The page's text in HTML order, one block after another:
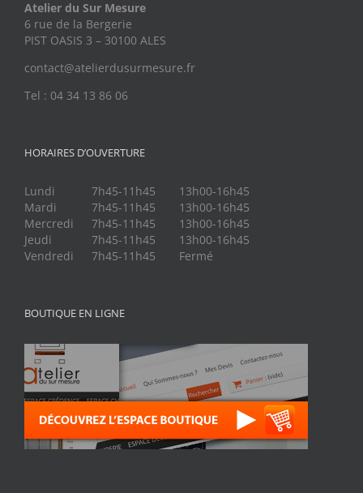
Atelier du Sur Mesure
6 rue de la Bergerie
PIST OASIS 3 – 30100 ALES
contact@atelierdusurmesure.fr
Tel : 04 34 13 86 06
HORAIRES D’OUVERTURE
Lundi 7h45-11h45
13h00-16h45
Mardi
7h45-11h45
13h00-16h45
Mercredi
7h45-11h45
13h00-16h45
Jeudi
7h45-11h45
13h00-16h45
Vendredi
7h45-11h45 Fermé
BOUTIQUE EN LIGNE